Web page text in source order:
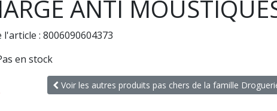
ANTI
l'article : 8006090604373
en stock
Voir les autres produits pas chers de la famille